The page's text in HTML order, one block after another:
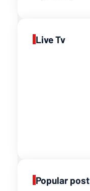
Live Tv
Popular post